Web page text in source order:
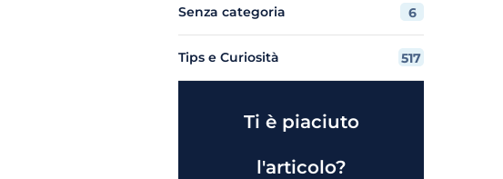
Senza categoria 6
Tips e Curiosità 517
Ti è piaciuto
l'articolo?